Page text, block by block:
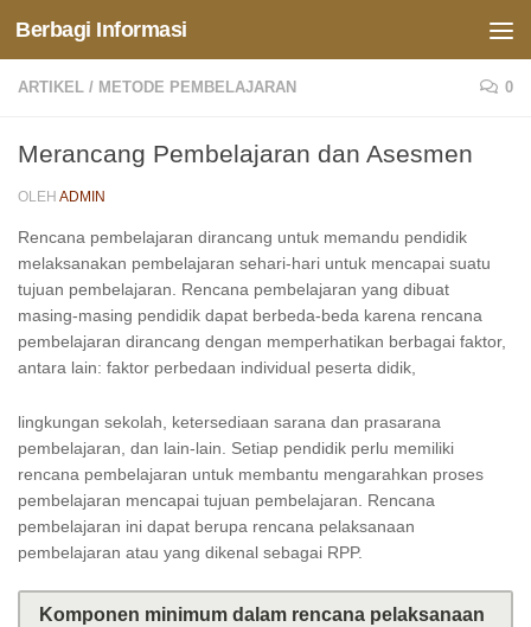
Skip to content
Berbagi Informasi
ARTIKEL / METODE PEMBELAJARAN 0
Merancang Pembelajaran dan Asesmen
OLEH ADMIN
Rencana pembelajaran dirancang untuk memandu pendidik
melaksanakan pembelajaran sehari-hari untuk mencapai suatu
tujuan pembelajaran. Rencana pembelajaran yang dibuat
masing-masing pendidik dapat berbeda-beda karena rencana
pembelajaran dirancang dengan memperhatikan berbagai faktor,
antara lain: faktor perbedaan individual peserta didik,
lingkungan sekolah, ketersediaan sarana dan prasarana
pembelajaran, dan lain-lain. Setiap pendidik perlu memiliki
rencana pembelajaran untuk membantu mengarahkan proses
pembelajaran mencapai tujuan pembelajaran. Rencana
pembelajaran ini dapat berupa rencana pelaksanaan
pembelajaran atau yang dikenal sebagai RPP.
Komponen minimum dalam rencana pelaksanaan